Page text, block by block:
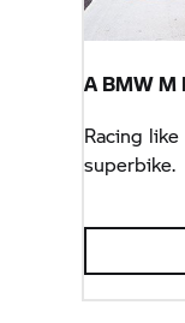
A BMW M
Racing
superbike.